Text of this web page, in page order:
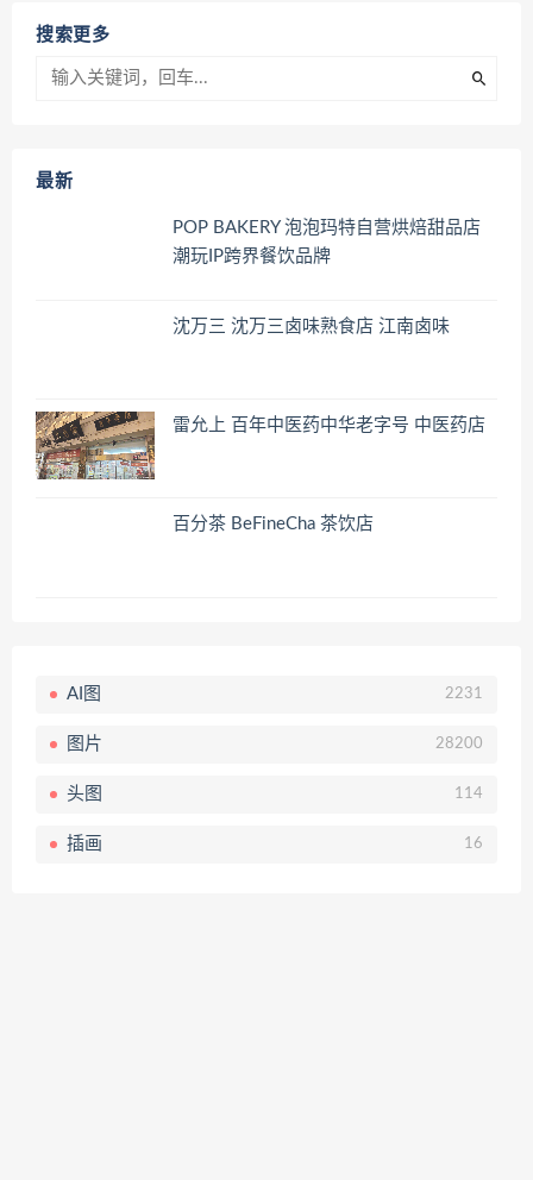
搜索更多
最新
POP BAKERY 泡泡玛特自营烘焙甜品店
潮玩IP跨界餐饮品牌
沈万三 沈万三卤味熟食店 江南卤味
雷允上 百年中医药中华老字号 中医药店
百分茶 BeFineCha 茶饮店
AI图 2231
图片 28200
头图 114
插画 16